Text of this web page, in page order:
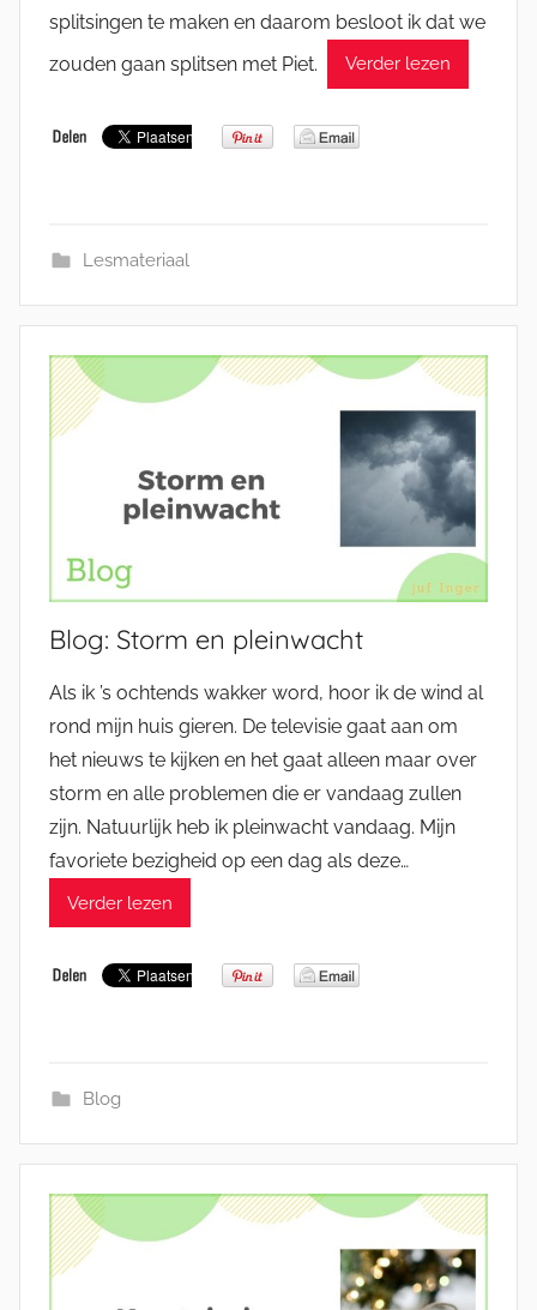
splitsingen te maken en daarom besloot ik dat we
zouden gaan splitsen met Piet.
Verder lezen
Lesmateriaal
Blog: Storm en pleinwacht
Als ik ’s ochtends wakker word, hoor ik de wind al
rond mijn huis gieren. De televisie gaat aan om
het nieuws te kijken en het gaat alleen maar over
storm en alle problemen die er vandaag zullen
zijn. Natuurlijk heb ik pleinwacht vandaag. Mijn
favoriete bezigheid op een dag als deze…
Verder lezen
Blog